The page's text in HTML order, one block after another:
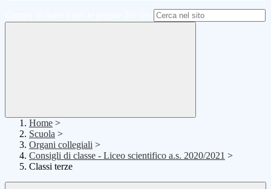
Home >
Scuola >
Organi collegiali >
Consigli di classe - Liceo scientifico a.s. 2020/2021 >
Classi terze